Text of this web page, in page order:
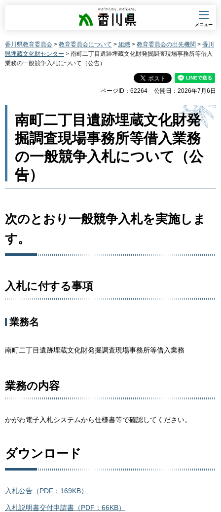
香川県
メニュー
香川県教育委員会 > 教育委員会について > 組織 > 教育委員会の出先機関 > 香川
県埋蔵文化財センター > 南町二丁目遺跡埋蔵文化財発掘調査現場事務所等借入
業務の一般競争入札について（公告）
ページID：62264 公開日：2026年7月6日
南町二丁目遺跡埋蔵文化財発
掘調査現場事務所等借入業務
の一般競争入札について（公
告）
次のとおり一般競争入札を実施しま
す。
入札に付する事項
業務名
南町二丁目遺跡埋蔵文化財発掘調査現場事務所等借入業務
業務の内容
かがわ電子入札システムから仕様書等で確認してください。
ダウンロード
入札公告（PDF：169KB）
入札説明書交付申請書（PDF：66KB）